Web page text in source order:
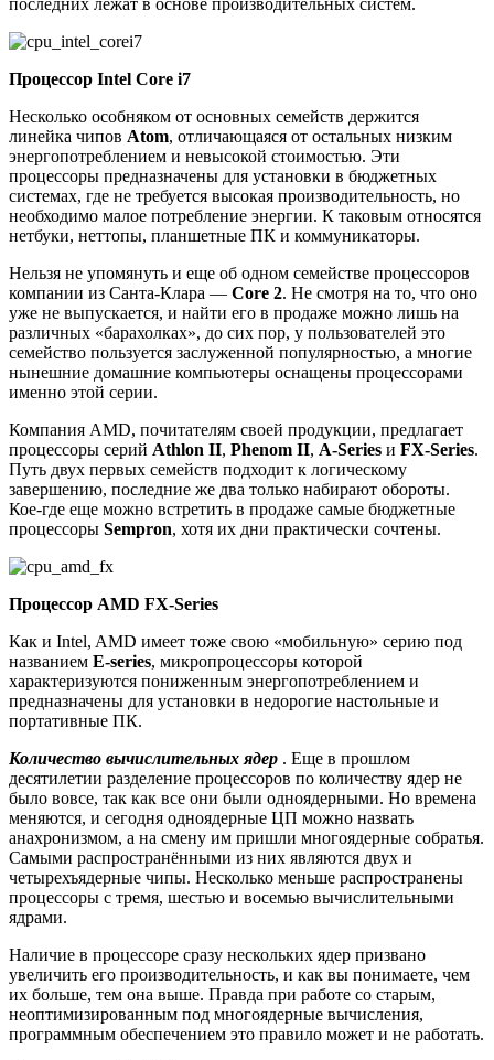
последних лежат в основе производительных систем.
Процессор Intel Core i7
Несколько особняком от основных семейств держится
линейка чипов Atom, отличающаяся от остальных низким
энергопотреблением и невысокой стоимостью. Эти
процессоры предназначены для установки в бюджетных
системах, где не требуется высокая производительность, но
необходимо малое потребление энергии. К таковым относятся
нетбуки, неттопы, планшетные ПК и коммуникаторы.
Нельзя не упомянуть и еще об одном семействе процессоров
компании из Санта-Клара — Core 2. Не смотря на то, что оно
уже не выпускается, и найти его в продаже можно лишь на
различных «барахолках», до сих пор, у пользователей это
семейство пользуется заслуженной популярностью, а многие
нынешние домашние компьютеры оснащены процессорами
именно этой серии.
Компания AMD, почитателям своей продукции, предлагает
процессоры серий Athlon II, Phenom II, A-Series и FX-Series.
Путь двух первых семейств подходит к логическому
завершению, последние же два только набирают обороты.
Кое-где еще можно встретить в продаже самые бюджетные
процессоры Sempron, хотя их дни практически сочтены.
Процессор AMD FX-Series
Как и Intel, AMD имеет тоже свою «мобильную» серию под
названием E-series, микропроцессоры которой
характеризуются пониженным энергопотреблением и
предназначены для установки в недорогие настольные и
портативные ПК.
Количество вычислительных ядер . Еще в прошлом
десятилетии разделение процессоров по количеству ядер не
было вовсе, так как все они были одноядерными. Но времена
меняются, и сегодня одноядерные ЦП можно назвать
анахронизмом, а на смену им пришли многоядерные собратья.
Самыми распространёнными из них являются двух и
четырехъядерные чипы. Несколько меньше распространены
процессоры с тремя, шестью и восемью вычислительными
ядрами.
Наличие в процессоре сразу нескольких ядер призвано
увеличить его производительность, и как вы понимаете, чем
их больше, тем она выше. Правда при работе со старым,
неоптимизированным под многоядерные вычисления,
программным обеспечением это правило может и не работать.